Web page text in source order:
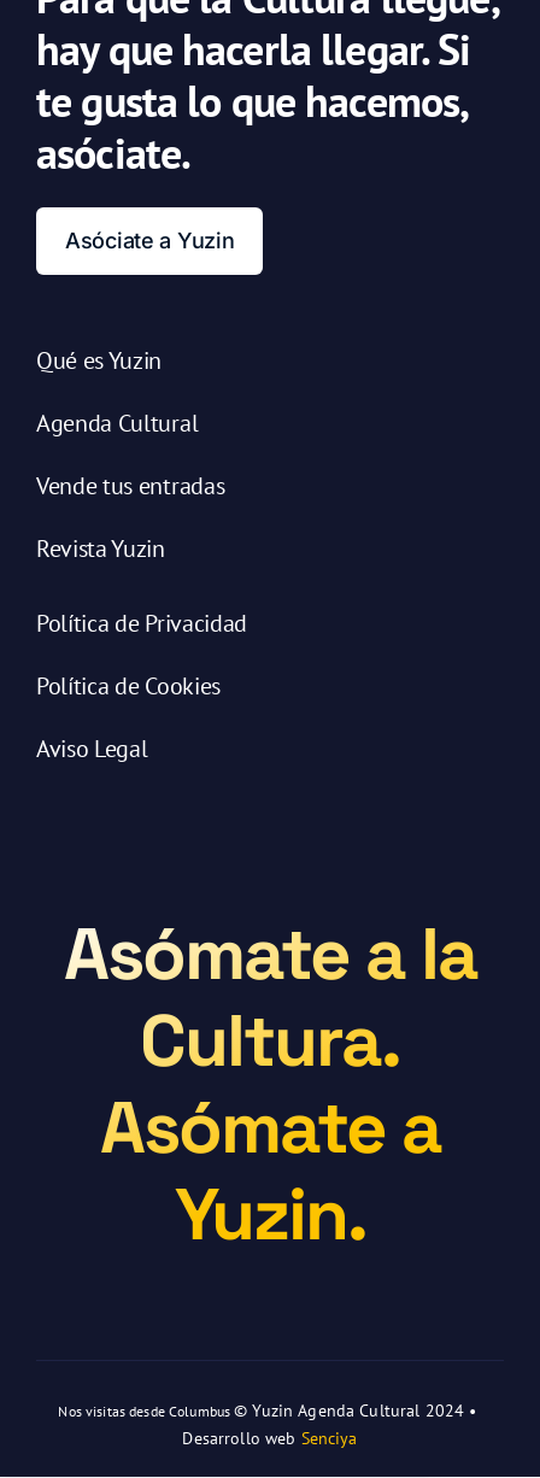
hay que hacerla llegar. Si
te gusta lo que hacemos,
asóciate.
Asóciate a Yuzin
Qué es Yuzin
Agenda Cultural
Vende tus entradas
Revista Yuzin
Política de Privacidad
Política de Cookies
Aviso Legal
Asómate a la
Cultura.
Asómate a
Yuzin.
Nos visitas desde Columbus© Yuzin Agenda Cultural 2024 •
Desarrollo web Senciya